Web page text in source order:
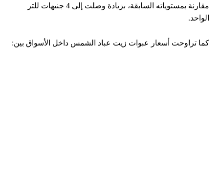
مقارنة بمستوياته السابقة، بزيادة وصلت إلى 4 جنيهات للتر
الواحد.
كما تراوحت أسعار عبوات زيت عباد الشمس داخل الأسواق بين: